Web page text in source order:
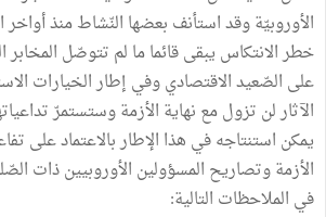
الأوروبيّة وقد استأنف بعضها النّشاط منذ أواخر
خطر الانتكاس يبقى قائما ما لم تتوصّل المخابر
على الصّعيد الاقتصادي وفي إطار الخيارات
الآثار لن تزول مع نهاية الأزمة وستستمرّ
يمكن استنتاجه في هذا الإطار بالاعتماد على
الأزمة وتصاريح المسؤولين الأوروبيين ذات
في الملاحظات التالية: